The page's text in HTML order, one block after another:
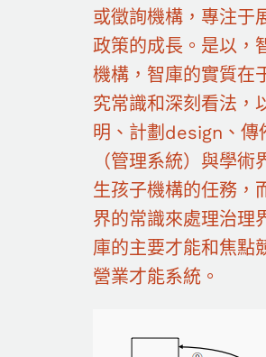
或徵詢機構，專注于
政策的成長。是以，
機構，智庫的實質在
究常識和深刻看法，
明、計劃design、傳
（管理系統）與學
生孩子機構的任務，
界的常識來處理治理
庫的主要才能和焦點
營業才能系統。